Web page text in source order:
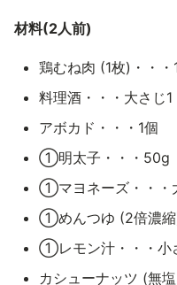
材料(2人前)
鶏むね肉 (1枚)・・
料理酒・・・大さじ1
アボカド・・・1個
①明太子・・・50g
①マヨネーズ・・・
①めんつゆ (2倍濃縮
①レモン汁・・・小
カシューナッツ (無